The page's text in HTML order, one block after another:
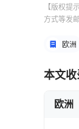
【版权提
方式等发
欧洲
本文收
欧洲